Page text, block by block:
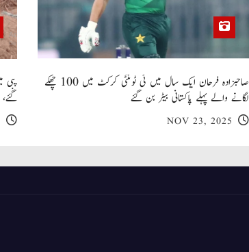
صاحبزادہ فرحان ایک سال میں ٹی ٹوئنٹی کرکٹ میں 100 چھکے
لگانے والے پہلے پاکستانی بیٹر بن گئے
NOV 23, 2025
گئے، 3 زخمی